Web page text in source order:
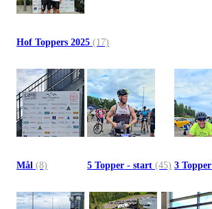
Hof Toppers 2025 (17)
Mål (8) 5 Topper - start (45) 3